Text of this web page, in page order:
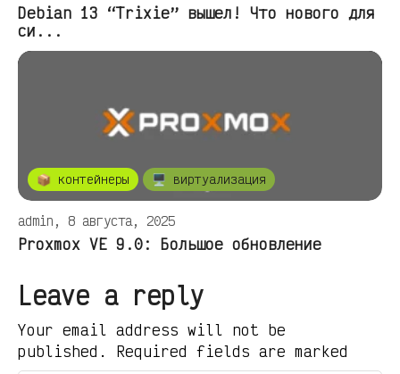
Debian 13 “Trixie” вышел! Что нового для
си...
📦 контейнеры 🖥️ виртуализация
admin, 8 августа, 2025
Proxmox VE 9.0: Большое обновление
Leave a reply
Your email address will not be
published. Required fields are marked